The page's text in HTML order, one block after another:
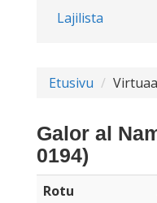
Lajilista
Etusivu
Galor al
0194)
Rotu